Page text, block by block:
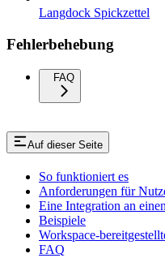
Langdock Spickzettel
Fehlerbehebung
FAQ
Auf dieser Seite
So funktioniert es
Anforderungen für
Eine Integration an
Beispiele
Workspace-
FAQ